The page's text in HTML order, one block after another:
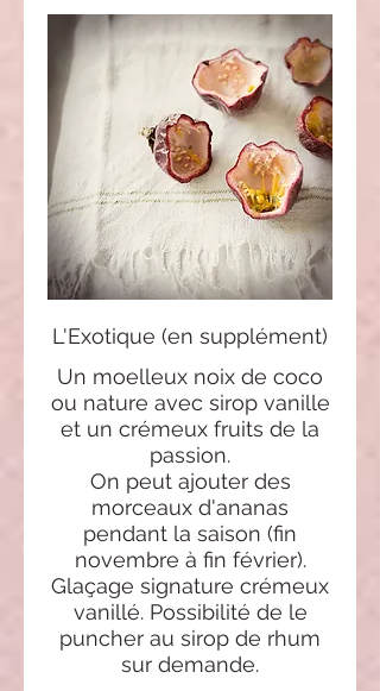
L'Exotique (en supplément)
Un moelleux noix de coco
ou nature avec sirop vanille
et un crémeux fruits de la
passion.
On peut ajouter des
morceaux d'ananas
pendant la saison (fin
novembre à fin février).
Glaçage signature crémeux
vanillé. Possibilité de le
puncher au sirop de rhum
sur demande.